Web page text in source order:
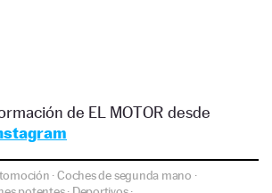
de EL MOTOR desde
·Coches de segunda mano ·